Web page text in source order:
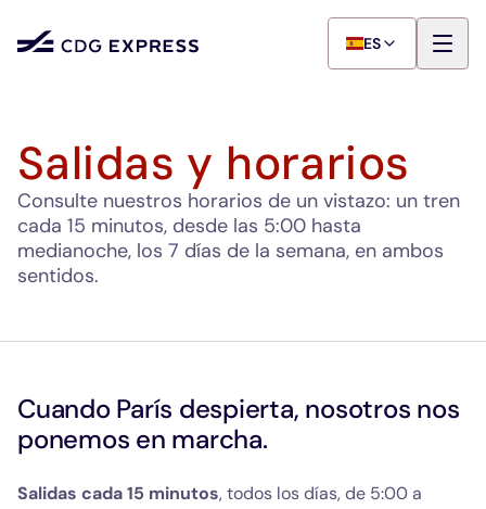
ES
Salidas y horarios
Consulte nuestros horarios de un vistazo: un tren
cada 15 minutos, desde las 5:00 hasta
medianoche, los 7 días de la semana, en ambos
sentidos.
Cuando París despierta, nosotros nos
ponemos en marcha.
Salidas cada 15 minutos, todos los días, de 5:00 a